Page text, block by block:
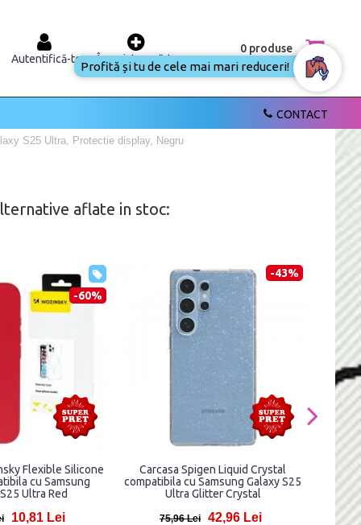
Autentifică-te Înregistrează-te
0 produse
CONTACT
S25 Ultra, Protectie display, Negru
aflate in stoc:
-60%
Flexible Silicone
cu Samsung
Ultra Red
10,81 Lei
-43%
Carcasa Spigen Liquid Crystal
compatibila cu Samsung Galaxy S25
Ultra Glitter Crystal
75,96 Lei 42,96 Lei
Profită și tu de cele mai mari reduceri!